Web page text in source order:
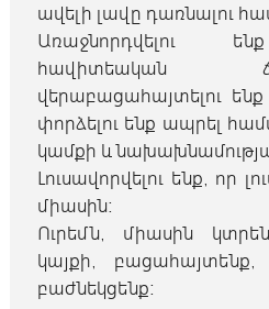
ավելի լավը դառնալու
Առաջնորդվելու
հավիտեական
վերաբացահայտելու ենք
փորձելու ենք ապրել
կամքի և
Լուսավորվելու ենք, որ
միասին։
Ուրեմն, միասին
կայքի,
բաժնեկցենք։